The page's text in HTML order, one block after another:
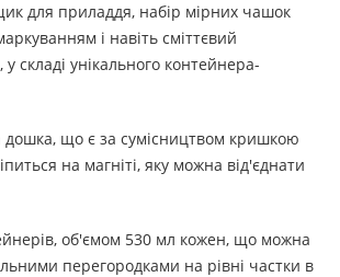
для приладдя, набір мірних чашок
і навіть сміттєвий
складі унікального контейнера-
дошка, що є за сумісництвом кришкою
на магніті, яку можна від'єднати
об'ємом 530 мл кожен, що можна
перегородками на рівні частки в